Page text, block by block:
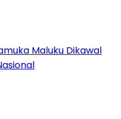
Maluku Dikawal